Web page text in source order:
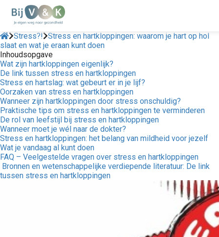
Stress?! Stress en hartkloppingen: waarom je hart op hol
slaat en wat je eraan kunt doen
Inhoudsopgave
Wat zijn hartkloppingen eigenlijk?
De link tussen stress en hartkloppingen
Stress en hartslag: wat gebeurt er in je lijf?
Oorzaken van stress en hartkloppingen
Wanneer zijn hartkloppingen door stress onschuldig?
Praktische tips om stress en hartkloppingen te verminderen
De rol van leefstijl bij stress en hartkloppingen
Wanneer moet je wél naar de dokter?
Stress en hartkloppingen: het belang van mildheid voor jezelf
Wat je vandaag al kunt doen
FAQ – Veelgestelde vragen over stress en hartkloppingen
Bronnen en wetenschappelijke verdiepende literatuur: De link
tussen stress en hartkloppingen